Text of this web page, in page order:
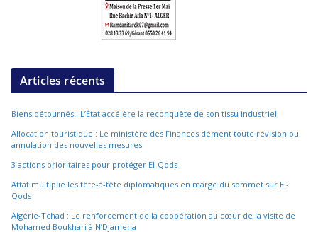
Articles récents
Biens détournés : L’État accélère la reconquête de son tissu industriel
Allocation touristique : Le ministère des Finances dément toute révision ou
annulation des nouvelles mesures
3 actions prioritaires pour protéger El-Qods
Attaf multiplie les tête-à-tête diplomatiques en marge du sommet sur El-
Qods
Algérie-Tchad : Le renforcement de la coopération au cœur de la visite de
Mohamed Boukhari à N’Djamena